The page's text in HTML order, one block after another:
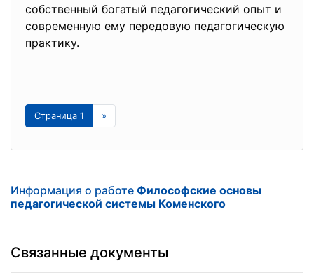
собственный богатый педагогический опыт и
современную ему передовую педагогическую
практику.
Страница 1 »
Информация о работе Философские основы
педагогической системы Коменского
Связанные документы